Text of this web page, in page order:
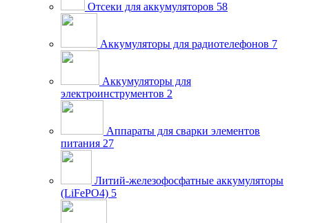
Отсеки для аккумуляторов 58
Аккумуляторы для радиотелефонов 7
Аккумуляторы для
электроинструментов 2
Аппараты для сварки элементов
питания 27
Литий-железофосфатные аккумуляторы
(LiFePO4) 5